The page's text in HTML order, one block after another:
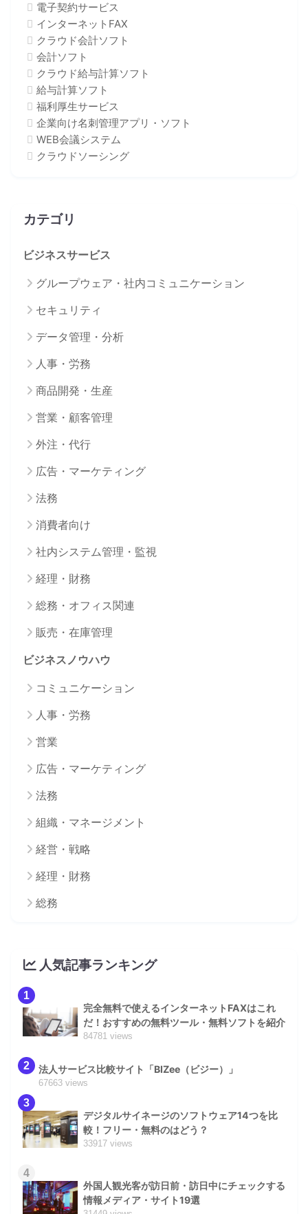
電子契約サービス
インターネットFAX
クラウド会計ソフト
会計ソフト
クラウド給与計算ソフト
給与計算ソフト
福利厚生サービス
企業向け名刺管理アプリ・ソフト
WEB会議システム
クラウドソーシング
カテゴリ
ビジネスサービス
グループウェア・社内コミュニケーション
セキュリティ
データ管理・分析
人事・労務
商品開発・生産
営業・顧客管理
外注・代行
広告・マーケティング
法務
消費者向け
社内システム管理・監視
経理・財務
総務・オフィス関連
販売・在庫管理
ビジネスノウハウ
コミュニケーション
人事・労務
営業
広告・マーケティング
法務
組織・マネージメント
経営・戦略
経理・財務
総務
人気記事ランキング
1
完全無料で使えるインターネットFAXはこれ
だ！おすすめの無料ツール・無料ソフトを紹介
84781 views
2 法人サービス比較サイト「BIZee（ビジー）」
67663 views
3
デジタルサイネージのソフトウェア14つを比
較！フリー・無料のはどう？
33917 views
4
外国人観光客が訪日前・訪日中にチェックする
情報メディア・サイト19選